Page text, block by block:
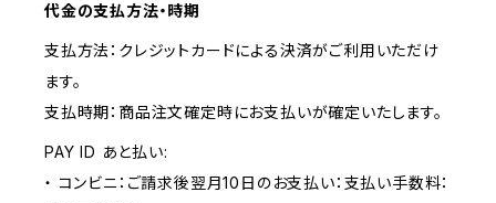
代金の支払方法・時期
支払方法：クレジットカードによる決済がご利用いただけ
ます。
支払時期：商品注文確定時にお支払いが確定いたします。
PAY ID あと払い:
・ コンビニ：ご請求後翌月10日のお支払い：支払い手数料：